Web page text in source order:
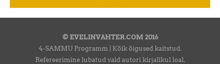
© EVELINVAHTER.COM 2016
4-SAMMU Programm | Kõik õigused kaitstud.
Refereerimine lubatud vaid autori kirjalikul loal.